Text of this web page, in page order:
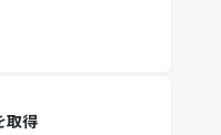
取得